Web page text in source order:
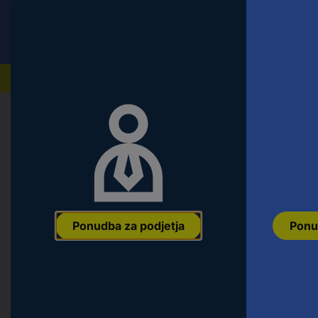
Ponudba za podjetja
Orodje & Delavnica
Fischer 504256 udarni sveder 35
Max 1 kos
4048962061918 Koda proizvajalca:504256 Št. izdelka: